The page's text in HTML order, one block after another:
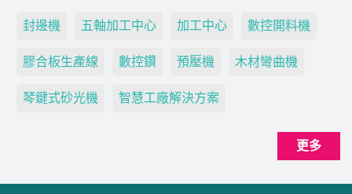
封邊機 五軸加工中心 加工中心 數控開料機
膠合板生產線 數控鑽 預壓機 木材彎曲機
琴鍵式砂光機 智慧工廠解決方案
更多